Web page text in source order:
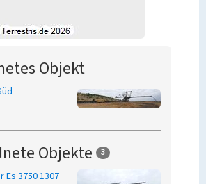
Objekt
Objekte 3
3750 1307